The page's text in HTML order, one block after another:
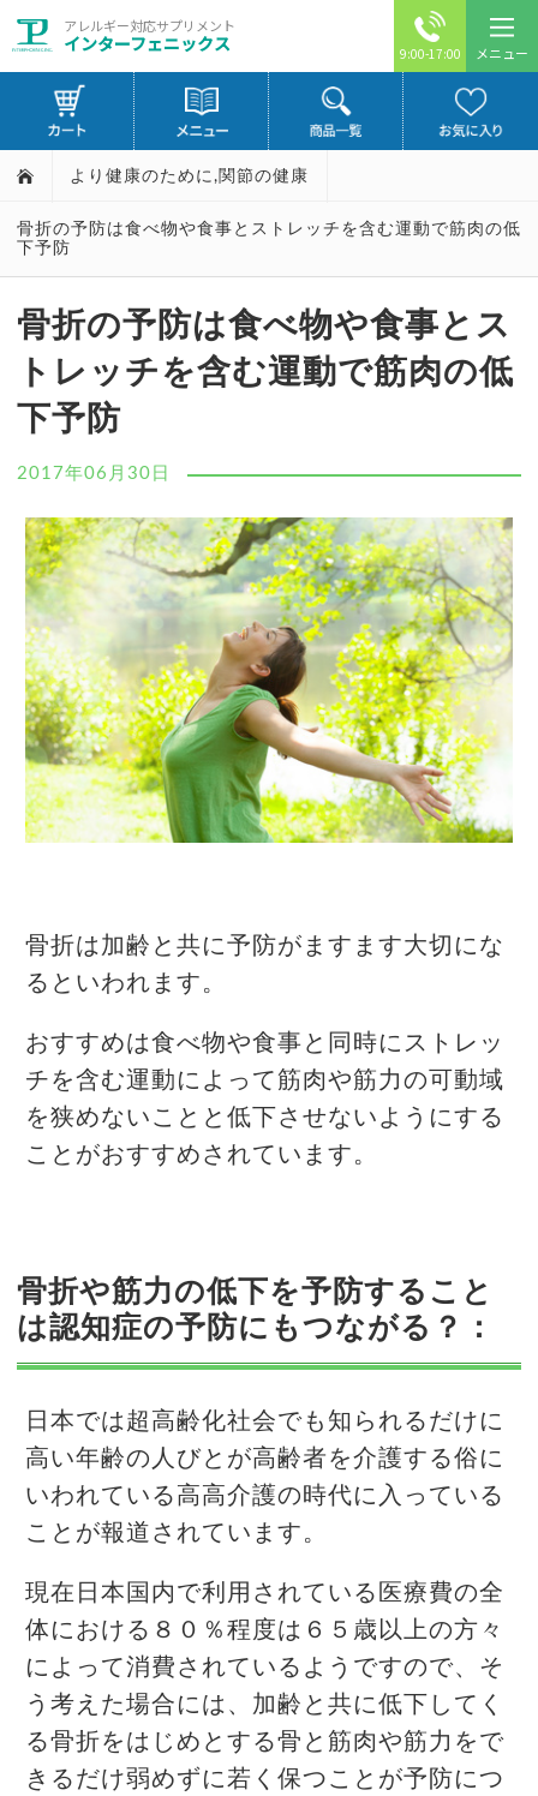
アレルギー対応サプリメント
インターフェニックス 9:00-17:00 メニュー
より健康のために ,関節の健康
骨折の予防は食べ物や食事とストレッチを含む運動で筋肉の低
下予防
骨折の予防は食べ物や食事とス
トレッチを含む運動で筋肉の低
下予防
2017年06月30日
骨折は加齢と共に予防がますます大切にな
るといわれます。
おすすめは食べ物や食事と同時にストレッ
チを含む運動によって筋肉や筋力の可動域
を狭めないことと低下させないようにする
ことがおすすめされています。
骨折や筋力の低下を予防すること
は認知症の予防にもつながる？：
日本では超高齢化社会でも知られるだけに
高い年齢の人びとが高齢者を介護する俗に
いわれている高高介護の時代に入っている
ことが報道されています。
現在日本国内で利用されている医療費の全
体における８０％程度は６５歳以上の方々
によって消費されているようですので、そ
う考えた場合には、加齢と共に低下してく
る骨折をはじめとする骨と筋肉や筋力をで
きるだけ弱めずに若く保つことが予防につ